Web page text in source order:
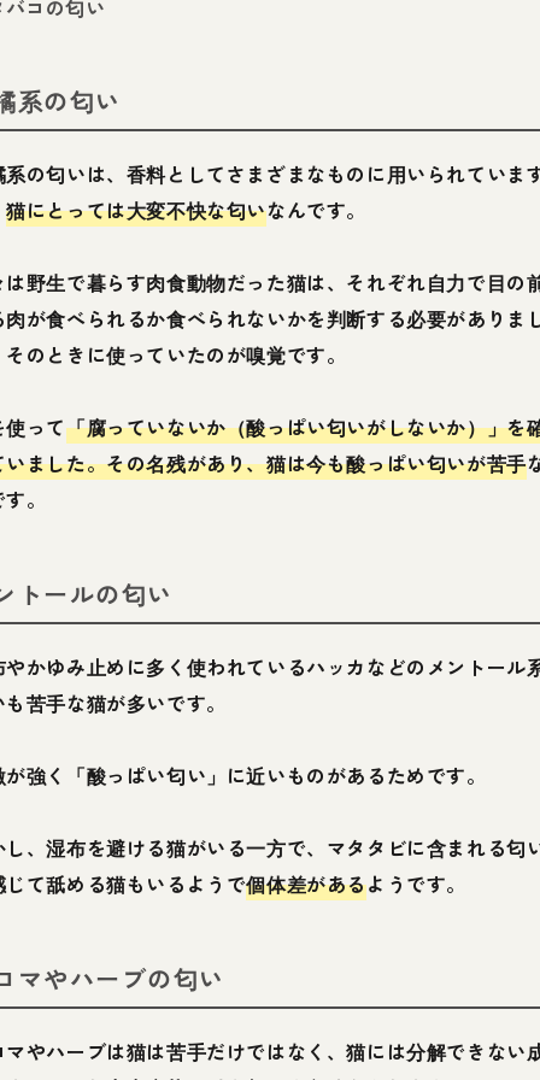
バコの匂い
系の匂い
系の匂いは、香料としてさまざまなものに用いられていま
猫にとっては大変不快な匂いなんです。
は野生で暮らす肉食動物だった猫は、それぞれ自力で目の
肉が食べられるか食べられないかを判断する必要がありま
のときに使っていたのが嗅覚です。
って「腐っていないか（酸っぱい匂いがしないか）」を
いました。その名残があり、猫は今も酸っぱい匂いが苦手
。
トールの匂い
やかゆみ止めに多く使われているハッカなどのメントール
苦手な猫が多いです。
強く「酸っぱい匂い」に近いものがあるためです。
し、湿布を避ける猫がいる一方で、マタタビに含まれる匂
じて舐める猫もいるようで個体差があるようです。
マやハーブの匂い
マやハーブは猫は苦手だけではなく、猫には分解できない